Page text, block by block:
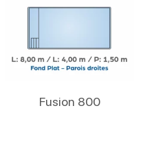
Fusion 800